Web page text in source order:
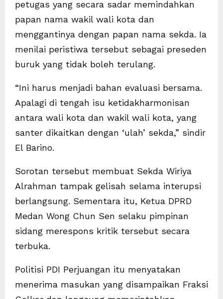
petugas yang secara sadar memindahkan
papan nama wakil wali kota dan
menggantinya dengan papan nama sekda. Ia
menilai peristiwa tersebut sebagai preseden
buruk yang tidak boleh terulang.
“Ini harus menjadi bahan evaluasi bersama.
Apalagi di tengah isu ketidakharmonisan
antara wali kota dan wakil wali kota, yang
santer dikaitkan dengan ‘ulah’ sekda,” sindir
El Barino.
Sorotan tersebut membuat Sekda Wiriya
Alrahman tampak gelisah selama interupsi
berlangsung. Sementara itu, Ketua DPRD
Medan Wong Chun Sen selaku pimpinan
sidang merespons kritik tersebut secara
terbuka.
Politisi PDI Perjuangan itu menyatakan
menerima masukan yang disampaikan Fraksi